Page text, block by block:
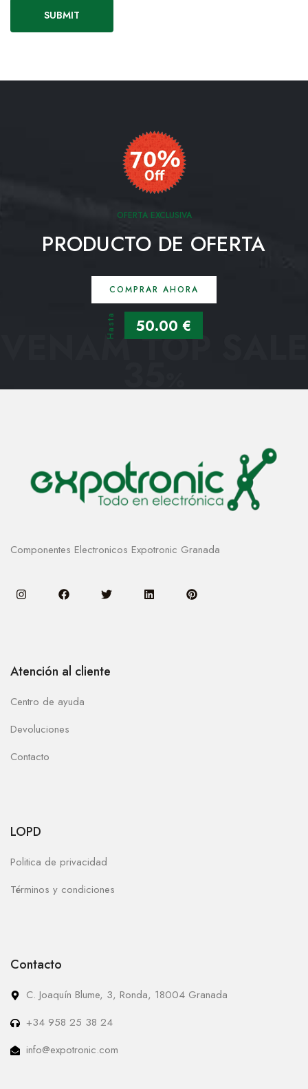
OFERTA EXCLUSIVA
PRODUCTO DE OFERTA
COMPRAR AHORA
Hasta 50.00 €
VENAM TOP SALE
Componentes Electronicos Expotronic Granada
Atención al cliente
Centro de ayuda
Devoluciones
Contacto
LOPD
Politica de privacidad
Términos y condiciones
Contacto
C. Joaquín Blume, 3, Ronda, 18004 Granada
+34 958 25 38 24
info@expotronic.com